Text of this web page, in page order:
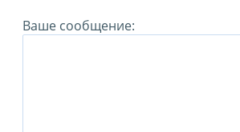
Ваше сообщение: